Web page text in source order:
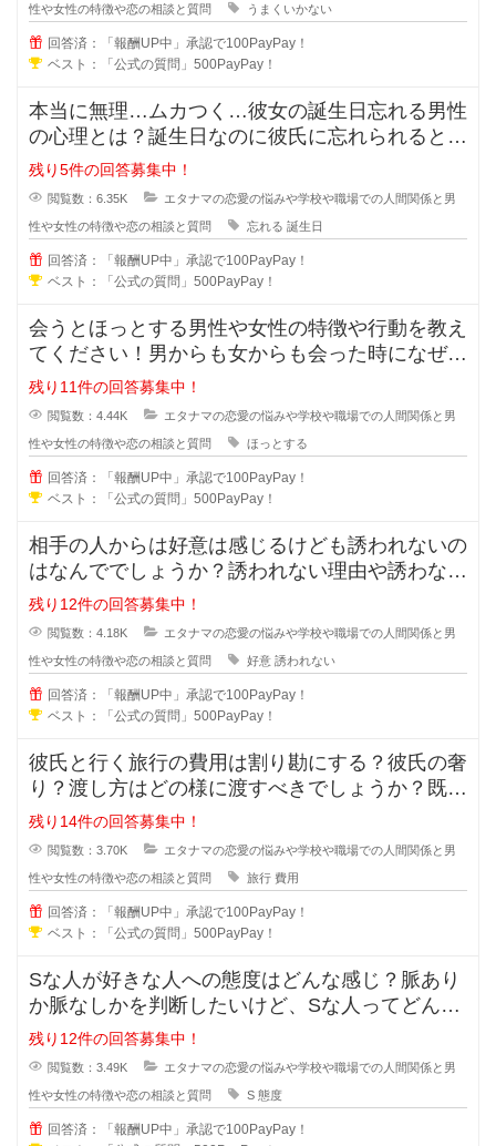
性や女性の特徴や恋の相談と質問 うまくいかない
回答済：「報酬UP中」承認で100PayPay！
ベスト：「公式の質問」500PayPay！
本当に無理…ムカつく…彼女の誕生日忘れる男性
の心理とは？誕生日なのに彼氏に忘れられると悲
しくなってしまいますよね。忘れて
残り5件の回答募集中！
閲覧数：6.35K エタナマの恋愛の悩みや学校や職場での人間関係と男
性や女性の特徴や恋の相談と質問 忘れる 誕生日
回答済：「報酬UP中」承認で100PayPay！
ベスト：「公式の質問」500PayPay！
会うとほっとする男性や女性の特徴や行動を教え
てください！男からも女からも会った時になぜだ
かほっとする女の人や男の人ってい
残り11件の回答募集中！
閲覧数：4.44K エタナマの恋愛の悩みや学校や職場での人間関係と男
性や女性の特徴や恋の相談と質問 ほっとする
回答済：「報酬UP中」承認で100PayPay！
ベスト：「公式の質問」500PayPay！
相手の人からは好意は感じるけども誘われないの
はなんででしょうか？誘われない理由や誘わない
心理を教えてください。女性からは
残り12件の回答募集中！
閲覧数：4.18K エタナマの恋愛の悩みや学校や職場での人間関係と男
性や女性の特徴や恋の相談と質問 好意 誘われない
回答済：「報酬UP中」承認で100PayPay！
ベスト：「公式の質問」500PayPay！
彼氏と行く旅行の費用は割り勘にする？彼氏の奢
り？渡し方はどの様に渡すべきでしょうか？既に
金額が決まっている場合や手渡しで
残り14件の回答募集中！
閲覧数：3.70K エタナマの恋愛の悩みや学校や職場での人間関係と男
性や女性の特徴や恋の相談と質問 旅行 費用
回答済：「報酬UP中」承認で100PayPay！
ベスト：「公式の質問」500PayPay！
Sな人が好きな人への態度はどんな感じ？脈あり
か脈なしかを判断したいけど、Sな人ってどんな
考えで好きな人への態度が出るでし
残り12件の回答募集中！
閲覧数：3.49K エタナマの恋愛の悩みや学校や職場での人間関係と男
性や女性の特徴や恋の相談と質問 S 態度
回答済：「報酬UP中」承認で100PayPay！